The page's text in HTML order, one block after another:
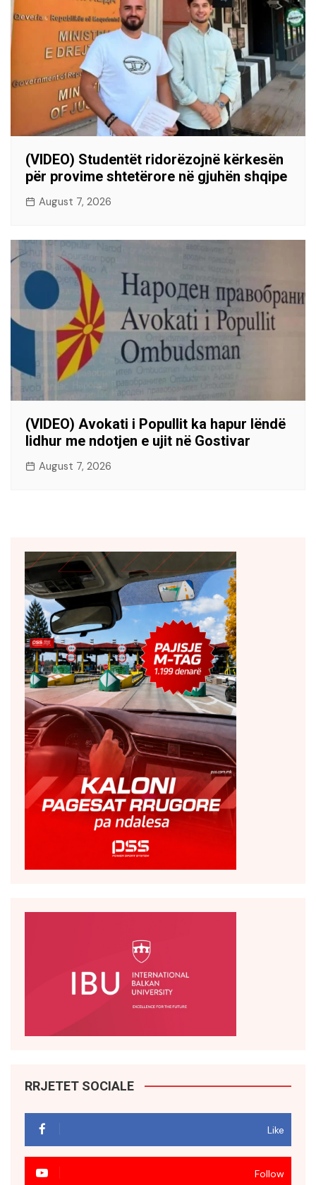
(VIDEO) Studentët ridorëzojnë kërkesën
për provime shtetërore në gjuhën shqipe
August 7, 2026
(VIDEO) Avokati i Popullit ka hapur lëndë
lidhur me ndotjen e ujit në Gostivar
August 7, 2026
RRJETET SOCIALE
Like
Follow